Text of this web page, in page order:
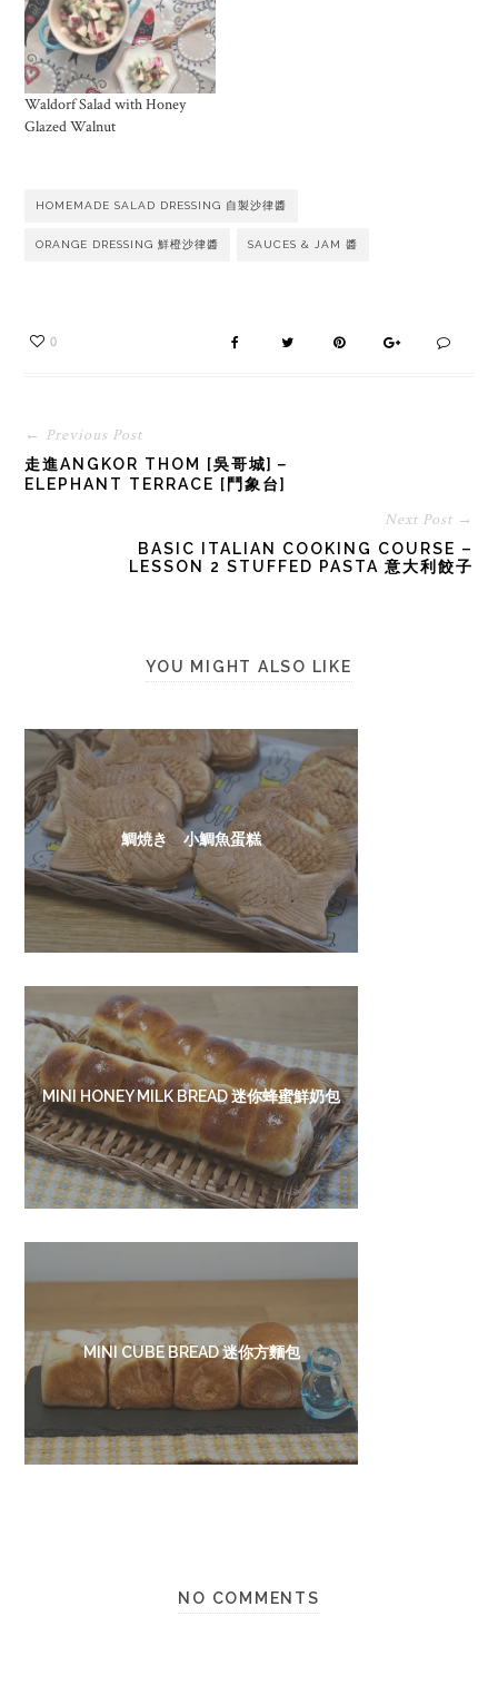
Waldorf Salad with Honey
Glazed Walnut
HOMEMADE SALAD DRESSING 自製沙律醬
ORANGE DRESSING 鮮橙沙律醬 SAUCES & JAM 醬
0
← Previous Post
走進ANGKOR THOM [吳哥城]－
ELEPHANT TERRACE [鬥象台]
Next Post →
BASIC ITALIAN COOKING COURSE –
LESSON 2 STUFFED PASTA 意大利餃子
YOU MIGHT ALSO LIKE
鯛焼き 小鯛魚蛋糕
MINI HONEY MILK BREAD 迷你蜂蜜鮮奶包
MINI CUBE BREAD 迷你方麵包
NO COMMENTS